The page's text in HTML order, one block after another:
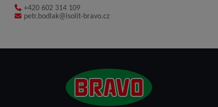
+420 602 314 109
petr.bodlak@isolit-bravo.cz